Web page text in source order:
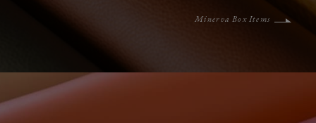
Minerva Box Items